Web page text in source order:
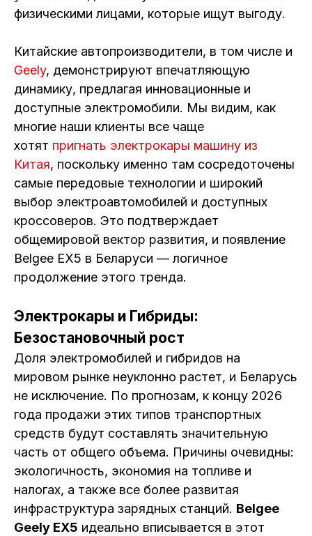
физическими лицами, которые ищут выгоду.
Китайские автопроизводители, в том числе и
Geely, демонстрируют впечатляющую
динамику, предлагая инновационные и
доступные электромобили. Мы видим, как
многие наши клиенты все чаще
хотят пригнать электрокары машину из
Китая, поскольку именно там сосредоточены
самые передовые технологии и широкий
выбор электроавтомобилей и доступных
кроссоверов. Это подтверждает
общемировой вектор развития, и появление
Belgee EX5 в Беларуси — логичное
продолжение этого тренда.
Электрокары и Гибриды:
Безостановочный рост
Доля электромобилей и гибридов на
мировом рынке неуклонно растет, и Беларусь
не исключение. По прогнозам, к концу 2026
года продажи этих типов транспортных
средств будут составлять значительную
часть от общего объема. Причины очевидны:
экологичность, экономия на топливе и
налогах, а также все более развитая
инфраструктура зарядных станций. Belgee
Geely EX5 идеально вписывается в этот